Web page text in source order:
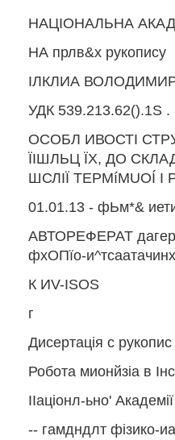
НАЦІОНАЛЬНА
НА прлв&х рукопису
ІЛКЛИА
УДК 539.213.62().1S .
ОСОБЛ ИВОСТІ
ЇІШЛЬЦ ЇХ, ДО
ШСЛІЇ TEPMíMUOÍ І
01.01.13 - фЬм*&
АВТОРЕФЕРАТ
фхОПїо-и^тсаатачинх
К ИV-ISOS
г
Дисертація с рукопис
Робота мионйзіа в
ІІаціонл-ьно'
-- гамдндлт фізико-